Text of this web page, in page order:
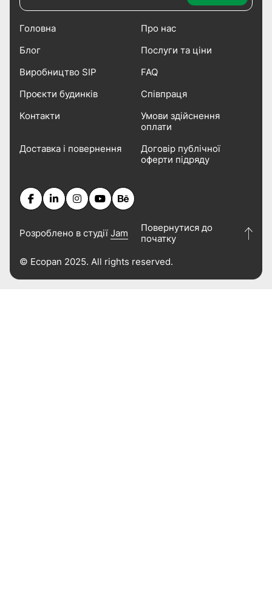
Головна
Про нас
Блог
Послуги та ціни
Виробництво SIP
FAQ
Проєкти будинків
Співпраця
Контакти
Умови здійснення
оплати
Доставка і повернення
Договір публічної
оферти підряду
Розроблено в студії Jam
Повернутися до
початку
© Ecopan 2025. All rights reserved.